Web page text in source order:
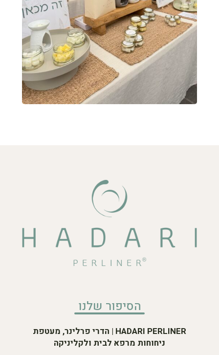
הסיפור שלנו
HADARI PERLINER | הדרי פרלינר, מעטפת
ניחוחות מרפא לבית ולקליניקה